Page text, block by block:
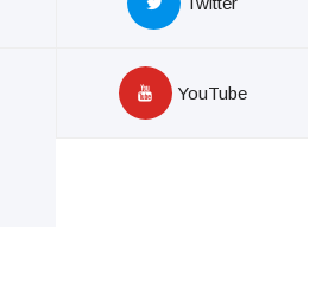
YouTube